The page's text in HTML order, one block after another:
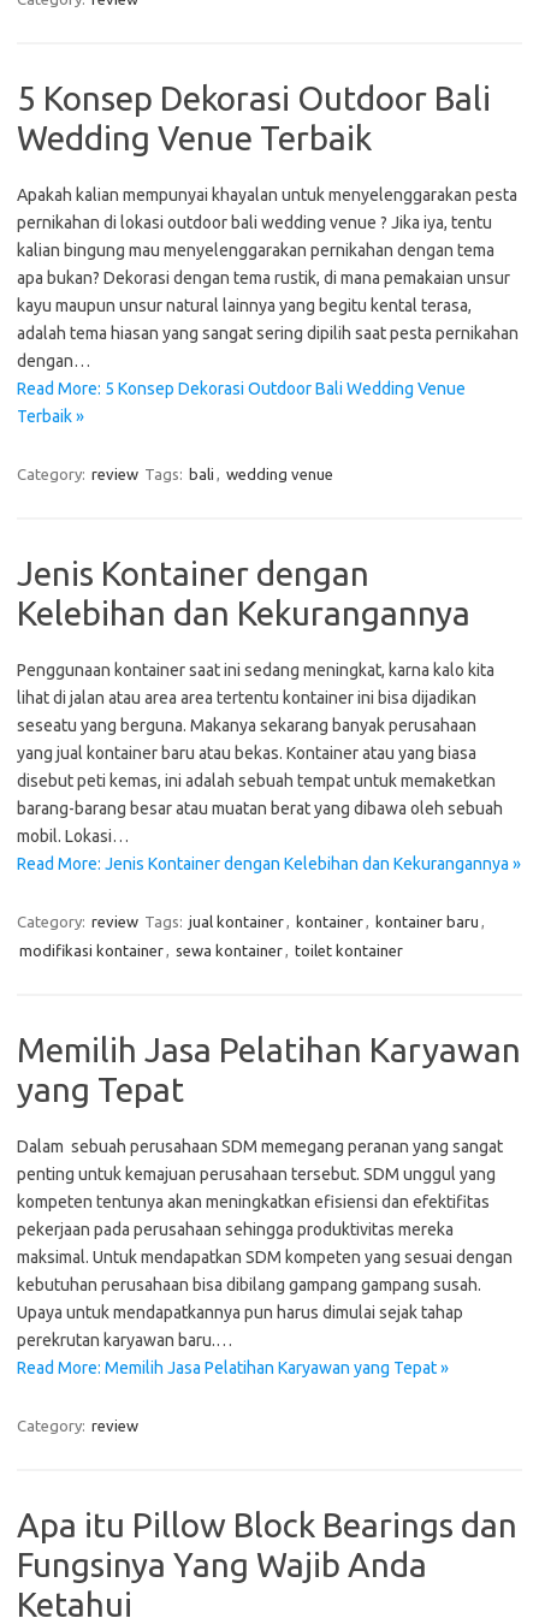
5 Konsep Dekorasi Outdoor Bali
Wedding Venue Terbaik
Apakah kalian mempunyai khayalan untuk menyelenggarakan pesta
pernikahan di lokasi outdoor bali wedding venue ? Jika iya, tentu
kalian bingung mau menyelenggarakan pernikahan dengan tema
apa bukan? Dekorasi dengan tema rustik, di mana pemakaian unsur
kayu maupun unsur natural lainnya yang begitu kental terasa,
adalah tema hiasan yang sangat sering dipilih saat pesta pernikahan
dengan…
Read More: 5 Konsep Dekorasi Outdoor Bali Wedding Venue
Terbaik »
Category: review Tags: bali , wedding venue
Jenis Kontainer dengan
Kelebihan dan Kekurangannya
Penggunaan kontainer saat ini sedang meningkat, karna kalo kita
lihat di jalan atau area area tertentu kontainer ini bisa dijadikan
seseatu yang berguna. Makanya sekarang banyak perusahaan
yang jual kontainer baru atau bekas. Kontainer atau yang biasa
disebut peti kemas, ini adalah sebuah tempat untuk memaketkan
barang-barang besar atau muatan berat yang dibawa oleh sebuah
mobil. Lokasi…
Read More: Jenis Kontainer dengan Kelebihan dan Kekurangannya »
Category: review Tags: jual kontainer, kontainer, kontainer baru ,
modifikasi kontainer, sewa kontainer, toilet kontainer
Memilih Jasa Pelatihan Karyawan
yang Tepat
Dalam sebuah perusahaan SDM memegang peranan yang sangat
penting untuk kemajuan perusahaan tersebut. SDM unggul yang
kompeten tentunya akan meningkatkan efisiensi dan efektifitas
pekerjaan pada perusahaan sehingga produktivitas mereka
maksimal. Untuk mendapatkan SDM kompeten yang sesuai dengan
kebutuhan perusahaan bisa dibilang gampang gampang susah.
Upaya untuk mendapatkannya pun harus dimulai sejak tahap
perekrutan karyawan baru.…
Read More: Memilih Jasa Pelatihan Karyawan yang Tepat »
Category: review
Apa itu Pillow Block Bearings dan
Fungsinya Yang Wajib Anda
Ketahui